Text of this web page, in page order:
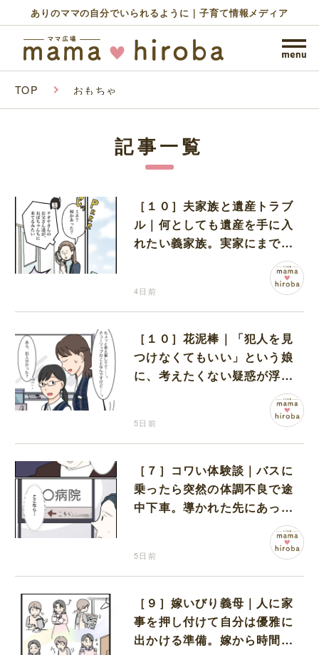
ありのママの自分でいられるように｜子育て情報メディア
TOP おもちゃ
記事一覧
［１０］夫家族と遺産トラブ
ル｜何としても遺産を手に入
れたい義家族。実家にまで押
しかける執念に言葉を失う
4日前
［１０］花泥棒｜「犯人を見
つけなくてもいい」という娘
に、考えたくない疑惑が浮か
5日前
［７］コワい体験談｜バスに
乗ったら突然の体調不良で途
中下車。導かれた先にあった
5日前
［９］嫁いびり義母｜人に家
事を押し付けて自分は優雅に
出かける準備。嫁から時間も